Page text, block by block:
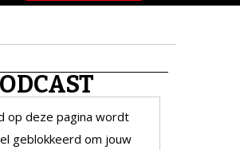
op deze pagina wordt
geblokkeerd om jouw